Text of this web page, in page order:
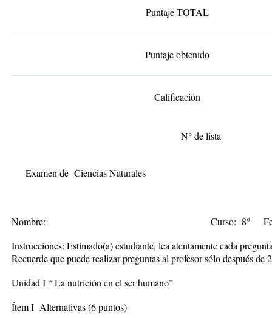
Puntaje TOTAL
Puntaje obtenido
Calificación
N° de
Examen de Ciencias Naturales
Nombre: Curso: 8°
Instrucciones: Estimado(a) estudiante, lea atentamente cada
Recuerde que puede realizar preguntas al profesor sólo después
Unidad I “ La nutrición en el ser humano”
Ítem I Alternativas (6 puntos)